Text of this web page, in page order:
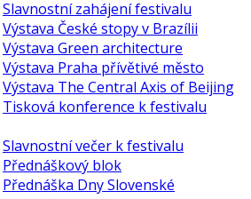
Slavnostní zahájení festivalu
Výstava České stopy v Brazílii
Výstava Green architecture
Výstava Praha přívětivé město
Výstava The Central Axis of Beijing
Tisková konference k festivalu
Slavnostní večer k festivalu
Přednáškový blok
Přednáška Dny Slovenské